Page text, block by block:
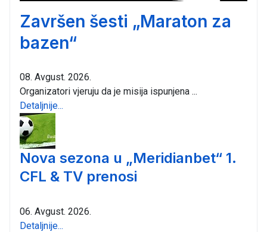
Završen šesti „Maraton za
bazen“
08. Avgust. 2026.
Organizatori vjeruju da je misija ispunjena ...
Detaljnije...
Nova sezona u „Meridianbet“ 1.
CFL & TV prenosi
06. Avgust. 2026.
Detaljnije...